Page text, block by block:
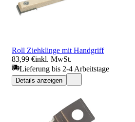
Roll Ziehklinge mit Handgriff
83,99 €inkl. MwSt.
Lieferung bis 2-4 Arbeitstage
Details anzeigen